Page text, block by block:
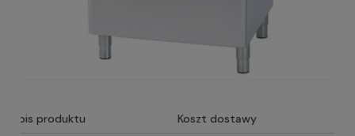
Opis produktu Koszt dostawy